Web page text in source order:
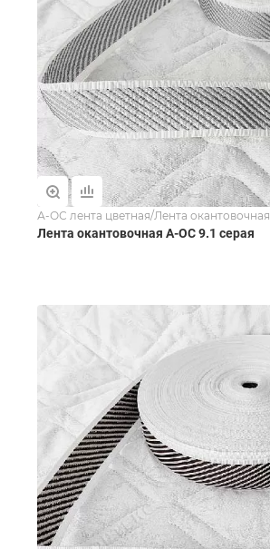
А-ОС лента цветная/Лента окантовочная
Лента окантовочная А-ОС 9.1 серая